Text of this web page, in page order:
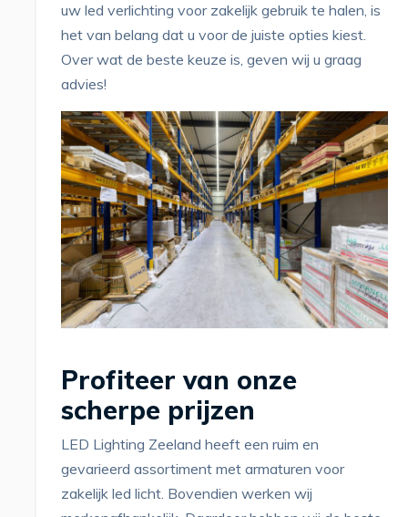
uw led verlichting voor zakelijk gebruik te halen, is
het van belang dat u voor de juiste opties kiest.
Over wat de beste keuze is, geven wij u graag
advies!
Profiteer van onze
scherpe prijzen
LED Lighting Zeeland heeft een ruim en
gevarieerd assortiment met armaturen voor
zakelijk led licht. Bovendien werken wij